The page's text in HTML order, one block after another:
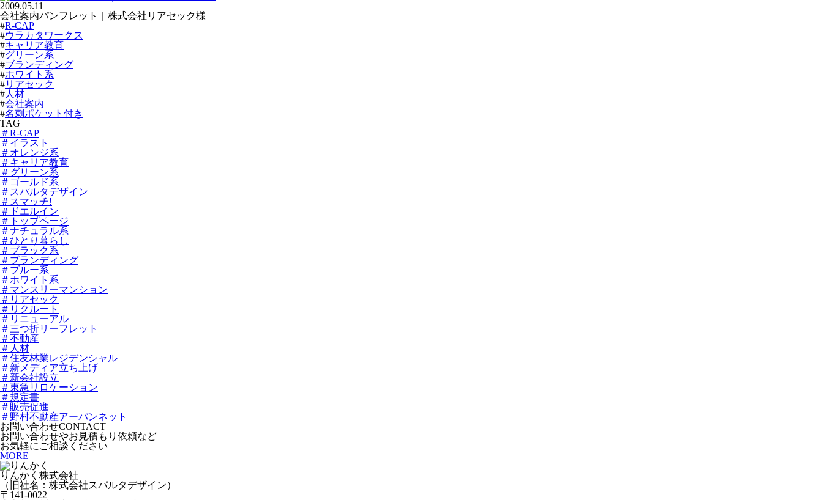
2009.05.11
会社案内パンフレット｜株式会社リアセック様
#R-CAP
#ウラカタワークス
#キャリア教育
#グリーン系
#ブランディング
#ホワイト系
#リアセック
#人材
#会社案内
#名刺ポケット付き
TAG
＃R-CAP
＃イラスト
＃オレンジ系
＃キャリア教育
＃グリーン系
＃ゴールド系
＃スパルタデザイン
＃スマッチ!
＃ドエルイン
＃トップページ
＃ナチュラル系
＃ひとり暮らし
＃ブラック系
＃ブランディング
＃ブルー系
＃ホワイト系
＃マンスリーマンション
＃リアセック
＃リクルート
＃リニューアル
＃三つ折リーフレット
＃不動産
＃人材
＃住友林業レジデンシャル
＃新メディア立ち上げ
＃新会社設立
＃東急リロケーション
＃規定書
＃販売促進
＃野村不動産アーバンネット
お問い合わせCONTACT
お問い合わせやお見積もり依頼など
お気軽にご相談ください
MORE
りんかく株式会社
（旧社名：株式会社スパルタデザイン）
〒141-0022